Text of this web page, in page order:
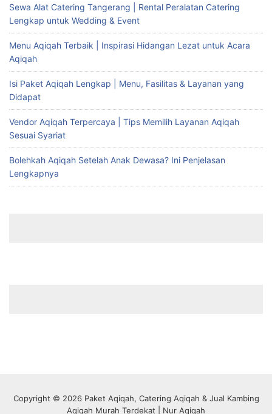
Sewa Alat Catering Tangerang | Rental Peralatan Catering
Lengkap untuk Wedding & Event
Menu Aqiqah Terbaik | Inspirasi Hidangan Lezat untuk Acara
Aqiqah
Isi Paket Aqiqah Lengkap | Menu, Fasilitas & Layanan yang
Didapat
Vendor Aqiqah Terpercaya | Tips Memilih Layanan Aqiqah
Sesuai Syariat
Bolehkah Aqiqah Setelah Anak Dewasa? Ini Penjelasan
Lengkapnya
Copyright © 2026 Paket Aqiqah, Catering Aqiqah & Jual Kambing
Aqiqah Murah Terdekat | Nur Aqiqah